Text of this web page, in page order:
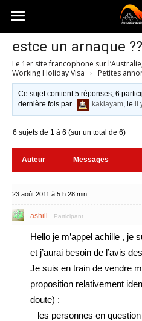
Australia-
australie.com
estce un arnaque
Le 1er site francophone sur
Working Holiday Visa › Petites
Ce sujet contient 5 réponses, 6
dernière fois par
kakiayam, leil
6 sujets de 1 à 6 (sur un total de 6)
Auteur Messages
23 août 2011 à 5 h 28 min
ashill Participant
Hello je m’appel achille , je
et j’aurai besoin de l’avis
Je suis en train de vendre
proposition relativement
doute) :
– les personnes en